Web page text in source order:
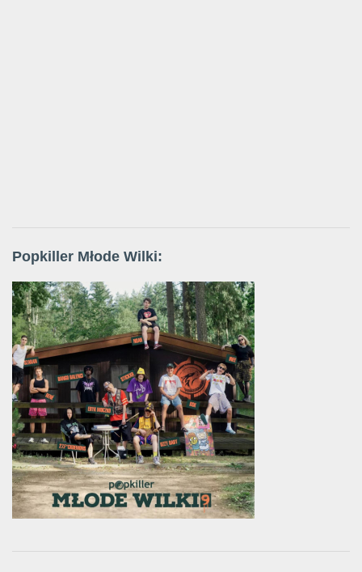
Popkiller Młode Wilki: